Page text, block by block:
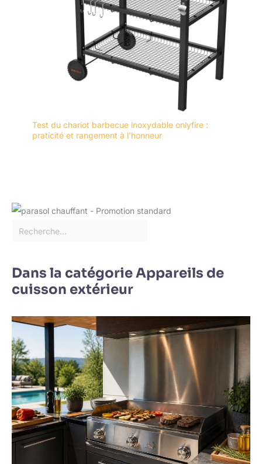
Test du chariot barbecue inoxydable onlyfire :
praticité et rangement à l’honneur
Dans la catégorie Appareils de
cuisson extérieur